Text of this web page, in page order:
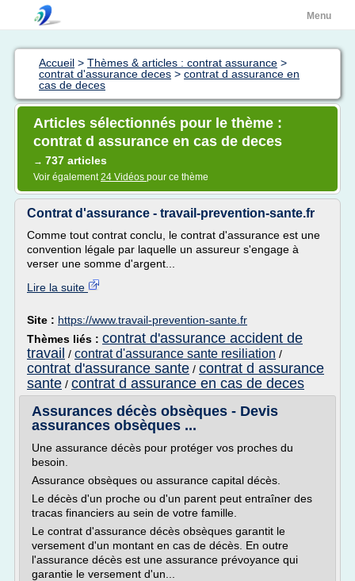
Menu
Accueil > Thèmes & articles : contrat assurance >
contrat d'assurance deces > contrat d assurance en
cas de deces
Articles sélectionnés pour le thème :
contrat d assurance en cas de deces
→ 737 articles
Voir également24 Vidéos pour ce thème
Contrat d'assurance - travail-prevention-sante.fr
Comme tout contrat conclu, le contrat d'assurance est une
convention légale par laquelle un assureur s'engage à
verser une somme d'argent...
Lire la suite
Site : https://www.travail-prevention-sante.fr
Thèmes liés : contrat d'assurance accident de
travail / contrat d'assurance sante resiliation /
contrat d'assurance sante / contrat d assurance
sante / contrat d assurance en cas de deces
Assurances décès obsèques - Devis
assurances obsèques ...
Une assurance décès pour protéger vos proches du
besoin.
Assurance obsèques ou assurance capital décès.
Le décès d'un proche ou d'un parent peut entraîner des
tracas financiers au sein de votre famille.
Le contrat d'assurance décès obsèques garantit le
versement d'un montant en cas de décès. En outre
l'assurance décès est une assurance prévoyance qui
garantie le versement d'un...